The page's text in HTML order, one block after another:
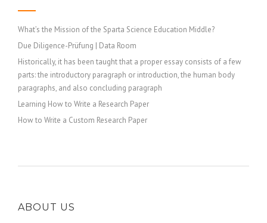
What’s the Mission of the Sparta Science Education Middle?
Due Diligence-Prüfung | Data Room
Historically, it has been taught that a proper essay consists of a few
parts: the introductory paragraph or introduction, the human body
paragraphs, and also concluding paragraph
Learning How to Write a Research Paper
How to Write a Custom Research Paper
ABOUT US